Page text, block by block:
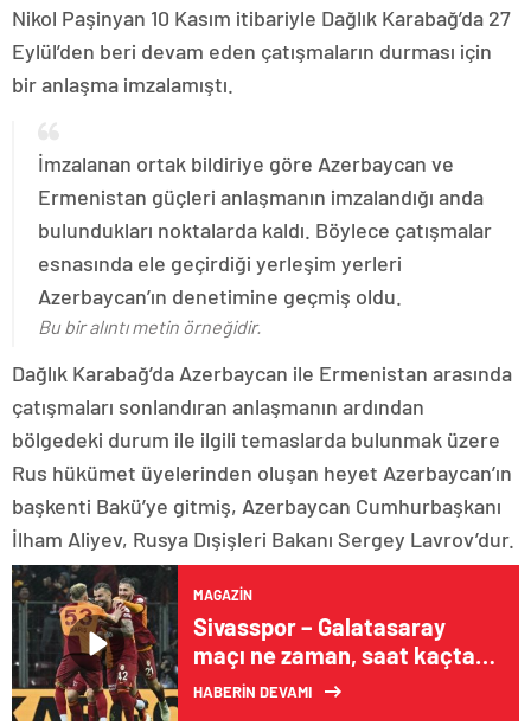
Nikol Paşinyan 10 Kasım itibariyle Dağlık Karabağ’da 27
Eylül’den beri devam eden çatışmaların durması için
bir anlaşma imzalamıştı.
İmzalanan ortak bildiriye göre Azerbaycan ve
Ermenistan güçleri anlaşmanın imzalandığı anda
bulundukları noktalarda kaldı. Böylece çatışmalar
esnasında ele geçirdiği yerleşim yerleri
Azerbaycan’ın denetimine geçmiş oldu.
Bu bir alıntı metin örneğidir.
Dağlık Karabağ’da Azerbaycan ile Ermenistan arasında
çatışmaları sonlandıran anlaşmanın ardından
bölgedeki durum ile ilgili temaslarda bulunmak üzere
Rus hükümet üyelerinden oluşan heyet Azerbaycan’ın
başkenti Bakü’ye gitmiş, Azerbaycan Cumhurbaşkanı
İlham Aliyev, Rusya Dışişleri Bakanı Sergey Lavrov’dur.
MAGAZIN
Sivasspor – Galatasaray
maçı ne zaman, saat kaçta,
hangi kanalda?
HABERİN DEVAMI